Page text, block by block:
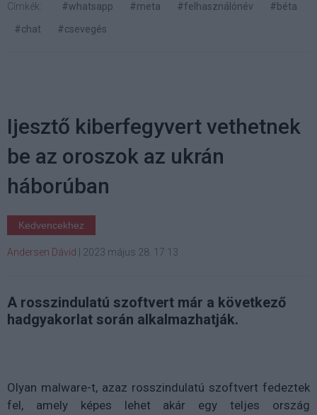
Címkék: #whatsapp #meta #felhasználónév
#béta
#chat
#csevegés
Ijesztő kiberfegyvert vethetnek
be az oroszok az ukrán
háborúban
Kedvencekhez
Andersen Dávid 2023 május 28. 17:13
A rosszindulatú szoftvert már a következő
hadgyakorlat során alkalmazhatják.
Olyan malware-t, azaz rosszindulatú szoftvert fedeztek
fel, amely képes lehet akár egy teljes ország